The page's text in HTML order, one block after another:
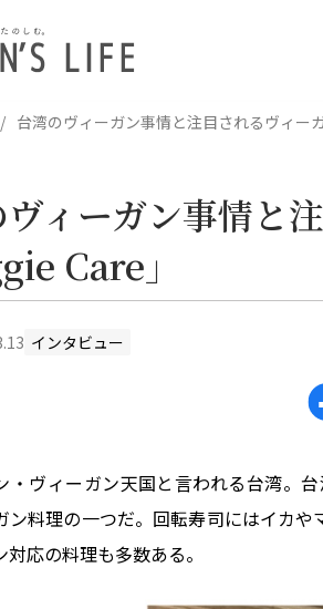
台湾のヴィーガン事情と注目されるヴィー
ィーガン事情と
Care」
インタビュー
・ヴィーガン天国と言われる台湾。
ン料理の一つだ。回転寿司にはイカ
応の料理も多数ある。